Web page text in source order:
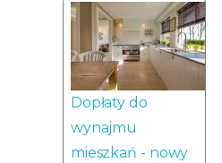
Dopłaty do
wynajmu
mieszkań - nowy